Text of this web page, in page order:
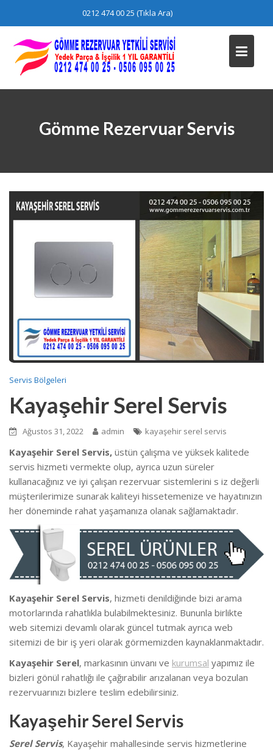
content
0212 474 00 25 (Tıkla Ara)
Gömme Rezervuar Servis
Servis Bölgeleri
Kayaşehir Serel Servis
Ağustos 31, 2022 admin kayaşehir serel servis
Kayaşehir Serel Servis, üstün çalışma ve yüksek kalitede
servis hizmeti vermekte olup, ayrıca uzun süreler
kullanacağınız ve iyi çalışan rezervuar sistemlerini s iz değerli
müşterilerimize sunarak kaliteyi hissetemenize ve hayatınızın
her döneminde rahat yaşamanıza olanak sağlamaktadır.
Kayaşehir Serel Servis, hizmeti denildiğinde bizi arama
motorlarında rahatlıkla bulabilmektesiniz. Bununla birlikte
web sitemizi devamlı olarak güncel tutmak ayrıca web
sitemizi de bir iş yeri olarak görmemizden kaynaklanmaktadır.
Kayaşehir Serel, markasının ünvanı ve kurumsal yapımız ile
bizleri gönül rahatlığı ile çağırabilir arızalanan veya bozulan
rezervuarınızı bizlere teslim edebilirsiniz.
Kayaşehir Serel Servis
Serel Servis, Kayaşehir mahallesinde servis hizmetlerine